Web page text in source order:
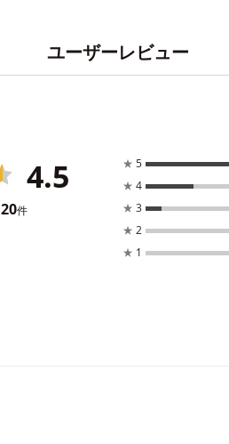
ユーザーレビュー
4.5
20件
★ 5
★ 4
★ 3
★ 2
★ 1